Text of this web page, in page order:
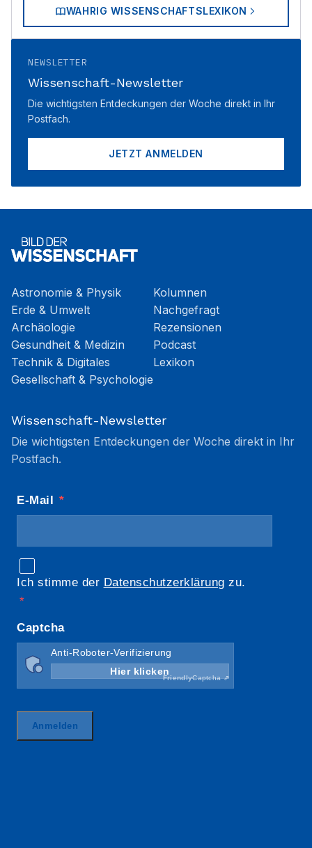
WAHRIG WISSENSCHAFTSLEXIKON
NEWSLETTER
Wissenschaft-Newsletter
Die wichtigsten Entdeckungen der Woche direkt in Ihr
Postfach.
JETZT ANMELDEN
Astronomie & Physik
Erde & Umwelt
Archäologie
Gesundheit & Medizin
Technik & Digitales
Gesellschaft & Psychologie
Kolumnen
Nachgefragt
Rezensionen
Podcast
Lexikon
Wissenschaft-Newsletter
Die wichtigsten Entdeckungen der Woche direkt in Ihr
Postfach.